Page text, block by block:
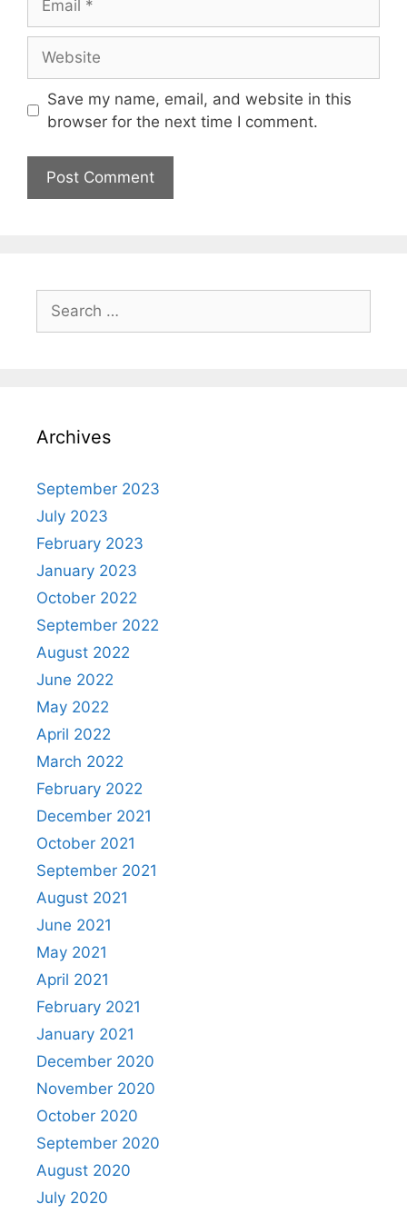
Save my name, email, and website in this
browser for the next time I comment.
Archives
September 2023
July 2023
February 2023
January 2023
October 2022
September 2022
August 2022
June 2022
May 2022
April 2022
March 2022
February 2022
December 2021
October 2021
September 2021
August 2021
June 2021
May 2021
April 2021
February 2021
January 2021
December 2020
November 2020
October 2020
September 2020
August 2020
July 2020